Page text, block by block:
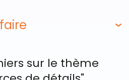
sur le thème